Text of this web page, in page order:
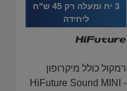
3 יח ומעלה רק 45 ש"ח
ליחידה
רמקול כולל מיקרופון
HiFuture Sound MINI -